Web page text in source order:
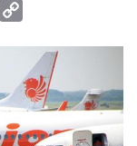
Telegram